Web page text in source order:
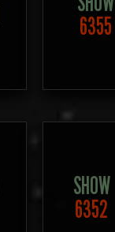
6355
SHOW
6352